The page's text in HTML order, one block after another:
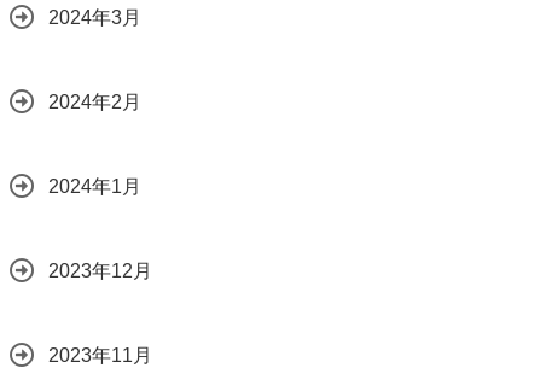
2024年3月
2024年2月
2024年1月
2023年12月
2023年11月